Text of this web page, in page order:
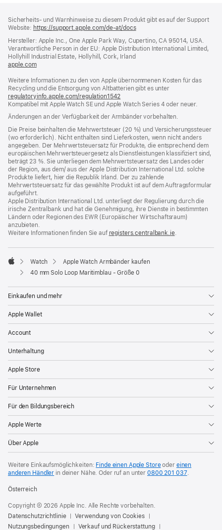
Sicherheits- und Warnhinweise zu diesem Produkt gibt es auf der Support
Website: https://support.apple.com/de-at/docs(öffnet
neues
Fenster)
Hersteller: Apple Inc., One Apple Park Way, Cupertino, CA 95014, USA.
Verantwortliche Person in der EU: Apple Distribution International Limited,
Hollyhill Industrial Estate, Hollyhill, Cork, Irland
apple.com(öffnet
neues
Fenster)
Weitere Informationen zu den von Apple übernommenen Kosten für das
Recycling und die Entsorgung von Altbatterien gibt es unter
regulatoryinfo.apple.com/regulation1542
ein
neues
Fenster)
Kompatibel mit Apple Watch SE und Apple Watch Series 4 oder neuer.
Änderungen an der Verfügbarkeit der Armbänder vorbehalten.
Die Preise beinhalten die Mehrwertsteuer (20 %) und Versicherungssteuer
(wo erforderlich). Nicht enthalten sind Lieferkosten, wenn nicht anders
angegeben. Der Mehrwertsteuersatz für Produkte, die entsprechend dem
europäischen Mehrwertsteuergesetz als Dienstleistungen klassifiziert sind,
beträgt 23 %. Sie unterliegen dem Mehrwertsteuersatz des Landes oder
der Region, aus dem/ aus der Apple Distribution International Ltd. solche
Produkte liefert, hier die Republik Irland. Der zu zahlende
Mehrwertsteuersatz für das gewählte Produkt ist auf dem Auftragsformular
aufgeführt.
Apple Distribution International Ltd. unterliegt der Regulierung durch die
irische Zentralbank und hat die Genehmigung, ihre Dienste in bestimmten
Ländern oder Regionen des EWR (Europäischer Wirtschaftsraum)
anzubieten.
Weitere Informationen finden Sie auf registers.centralbank.ie(Öffnet
neues
.
Apple
Watch
Apple Watch Armbänder kaufen
40 mm Solo Loop Maritimblau - Größe 0
Einkaufen und mehr
Apple Wallet
Account
Unterhaltung
Apple Store
Für Unternehmen
Für den Bildungsbereich
Apple Werte
Über Apple
Weitere Einkaufsmöglichkeiten: Finde einen Apple Storeoder einen
anderen Händler in deiner Nähe. Oder ruf an unter0800 201 037.
Österreich
Copyright © 2026 Apple Inc. Alle Rechte vorbehalten.
Datenschutzrichtlinie
Verwendung von Cookies
Nutzungsbedingungen
Verkauf und Rückerstattung